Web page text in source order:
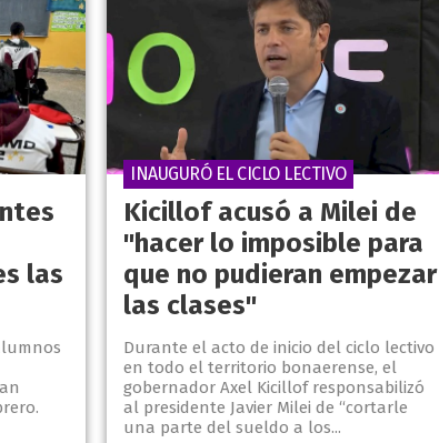
las
Kicillof acusó a Milei de
"hacer lo imposible para
que no pudieran empezar
las clases"
Durante el acto de inicio del ciclo lectivo
en todo el territorio bonaerense, el
gobernador Axel Kicillof responsabilizó
al presidente Javier Milei de “cortarle
una parte del sueldo a los...
INAUGURÓ EL CICLO LECTIVO